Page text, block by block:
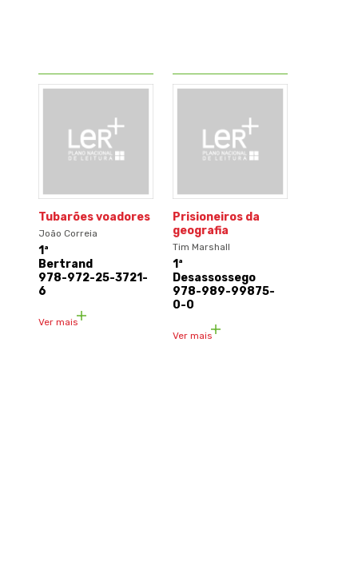
Tubarões voadores
João Correia
1ª
Bertrand
978-972-25-3721-
6
Ver mais
Prisioneiros da
geografia
Tim Marshall
1ª
Desassossego
978-989-99875-
0-0
Ver mais